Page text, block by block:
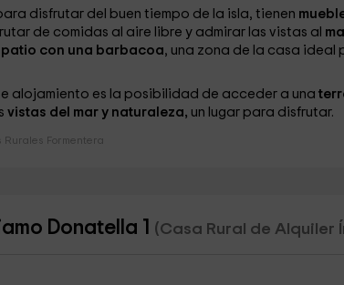
disfrutar del buen tiempo de la isla, tienen
de comidas al aire libre y admirar las vistas al
patio con una barbacoa, una zona de la casa ideal
alojamiento es la posibilidad de acceder a una
vistas del mar y naturaleza, un lugar para disfrutar.
Rurales Formentera
Donatella 1 (Casa Rural de Alquiler